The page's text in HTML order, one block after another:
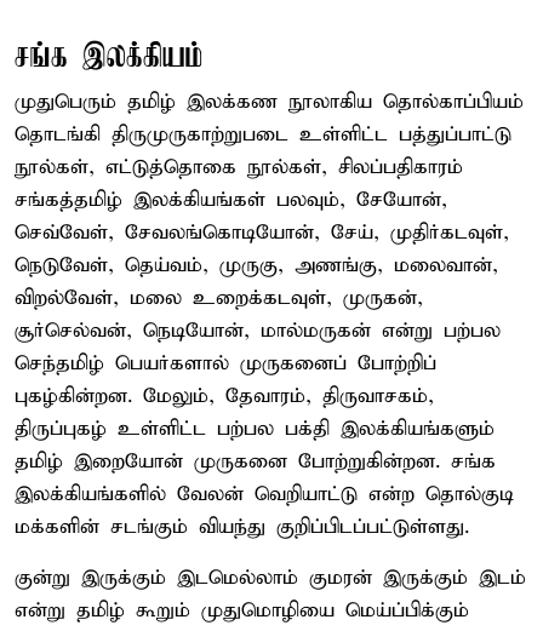
சங்க இலக்கியம்
முதுபெரும் தமிழ் இலக்கண நூலாகிய தொல்காப்பியம்
தொடங்கி திருமுருகாற்றுபடை உள்ளிட்ட பத்துப்பாட்டு
நூல்கள், எட்டுத்தொகை நூல்கள், சிலப்பதிகாரம்
சங்கத்தமிழ் இலக்கியங்கள் பலவும், சேயோன்,
செவ்வேள், சேவலங்கொடியோன், சேய், முதிர்கடவுள்,
நெடுவேள், தெய்வம், முருகு, அணங்கு, மலைவான்,
விறல்வேள், மலை உறைக்கடவுள், முருகன்,
சூர்செல்வன், நெடியோன், மால்மருகன் என்று பற்பல
செந்தமிழ் பெயர்களால் முருகனைப் போற்றிப்
புகழ்கின்றன. மேலும், தேவாரம், திருவாசகம்,
திருப்புகழ் உள்ளிட்ட பற்பல பக்தி இலக்கியங்களும்
தமிழ் இறையோன் முருகனை போற்றுகின்றன. சங்க
இலக்கியங்களில் வேலன் வெறியாட்டு என்ற தொல்குடி
மக்களின் சடங்கும் வியந்து குறிப்பிடப்பட்டுள்ளது.
குன்று இருக்கும் இடமெல்லாம் குமரன் இருக்கும் இடம்
என்று தமிழ் கூறும் முதுமொழியை மெய்ப்பிக்கும்